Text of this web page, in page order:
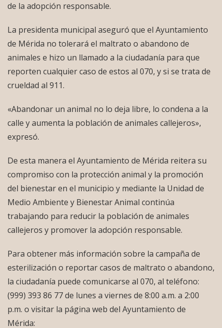
de la adopción responsable.
La presidenta municipal aseguró que el Ayuntamiento
de Mérida no tolerará el maltrato o abandono de
animales e hizo un llamado a la ciudadanía para que
reporten cualquier caso de estos al 070, y si se trata de
crueldad al 911.
«Abandonar un animal no lo deja libre, lo condena a la
calle y aumenta la población de animales callejeros»,
expresó.
De esta manera el Ayuntamiento de Mérida reitera su
compromiso con la protección animal y la promoción
del bienestar en el municipio y mediante la Unidad de
Medio Ambiente y Bienestar Animal continúa
trabajando para reducir la población de animales
callejeros y promover la adopción responsable.
Para obtener más información sobre la campaña de
esterilización o reportar casos de maltrato o abandono,
la ciudadanía puede comunicarse al 070, al teléfono:
(999) 393 86 77 de lunes a viernes de 8:00 a.m. a 2:00
p.m. o visitar la página web del Ayuntamiento de
Mérida: